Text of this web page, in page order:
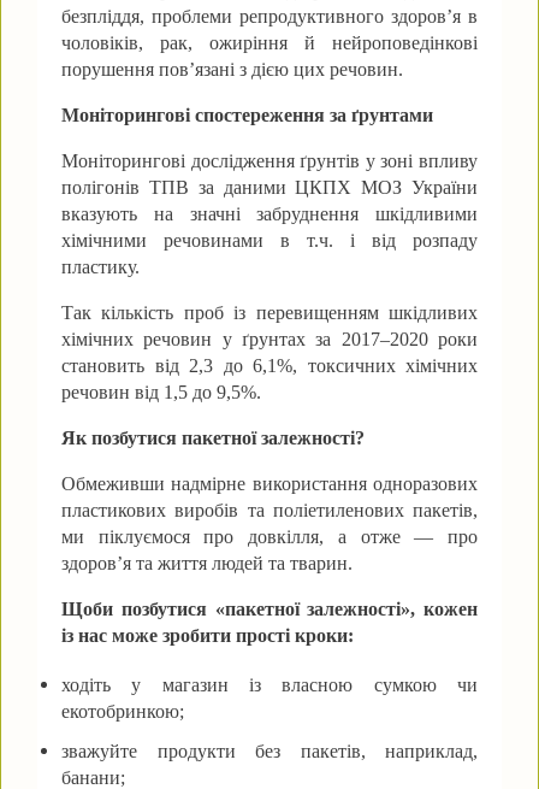
безпліддя, проблеми репродуктивного здоров’я в
чоловіків, рак, ожиріння й нейроповедінкові
порушення пов’язані з дією цих речовин.
Моніторингові спостереження за ґрунтами
Моніторингові дослідження ґрунтів у зоні впливу
полігонів ТПВ за даними ЦКПХ МОЗ України
вказують на значні забруднення шкідливими
хімічними речовинами в т.ч. і від розпаду
пластику.
Так кількість проб із перевищенням шкідливих
хімічних речовин у ґрунтах за 2017–2020 роки
становить від 2,3 до 6,1%, токсичних хімічних
речовин від 1,5 до 9,5%.
Як позбутися пакетної залежності?
Обмеживши надмірне використання одноразових
пластикових виробів та поліетиленових пакетів,
ми піклуємося про довкілля, а отже — про
здоров’я та життя людей та тварин.
Щоби позбутися «пакетної залежності», кожен
із нас може зробити прості кроки:
ходіть у магазин із власною сумкою чи
екотобринкою;
зважуйте продукти без пакетів, наприклад,
банани;